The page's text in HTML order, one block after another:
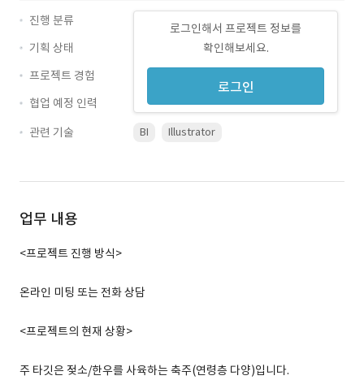
로그인해서 프로젝트 정보를
확인해보세요.
로그인
진행 분류
기획 상태
프로젝트 경험
협업 예정 인력
관련 기술
BI Illustrator
업무 내용
<프로젝트 진행 방식>
온라인 미팅 또는 전화 상담
<프로젝트의 현재 상황>
주 타깃은 젖소/한우를 사육하는 축주(연령층 다양)입니다.